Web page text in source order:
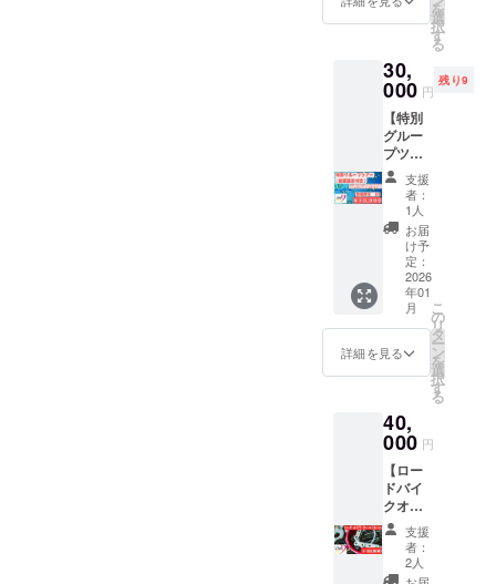
す。 ・
有効期
限：
2026年
1月〜
2029年
12月31
日まで
法：
ロード
コンサ
ルティ
ング
（リア
ル）を
新店舗
でお届
けしま
す！ ・
注意事
項：ご
希望の
日時(第
三希望
入お願
いいた
しま
す。ク
ラウド
ファン
ディン
グ終了
後にコ
す。
バー
「ツボ
バル」
で使え
る500円
回数券
24回
分】 ツ
ボバル
で使え
るチ
ケット
（500×
24回）
・ツボ
バルで
のお買
けま
す。 ・
店で1枚
ご利用
いただ
けま
す。 ・
現金へ
を
選
択
す
る
30,
000 円
残り9
【特別
グルー
プツ
アー
（動画
撮影付
き）10
名様限
定】 自
転車
YouTub
er（よ
っしー
サイク
リン
ベント
に参加
でき
る！！
・提供
方法：
クラウ
ドファ
ンディ
ング終
支援
者：
1人
お届
け予
定：
2026
年01
月
詳細を見る
こ
の
リ
タ
ー
ン
を
選
択
す
る
40,
000 円
【ロー
ドバイ
クオー
バー
ホー
ル】
他店で
支援
者：
2人